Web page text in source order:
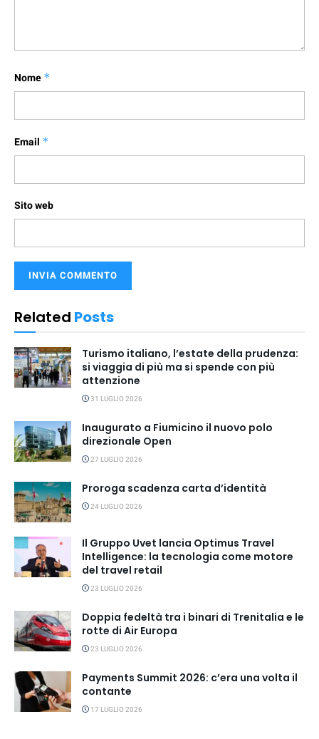
Nome *
Email *
Sito web
Related Posts
Turismo italiano, l’estate della prudenza:
si viaggia di più ma si spende con più
attenzione
31 LUGLIO 2026
Inaugurato a Fiumicino il nuovo polo
direzionale Open
27 LUGLIO 2026
Proroga scadenza carta d’identità
24 LUGLIO 2026
Il Gruppo Uvet lancia Optimus Travel
Intelligence: la tecnologia come motore
del travel retail
23 LUGLIO 2026
Doppia fedeltà tra i binari di Trenitalia e le
rotte di Air Europa
23 LUGLIO 2026
Payments Summit 2026: c’era una volta il
contante
17 LUGLIO 2026